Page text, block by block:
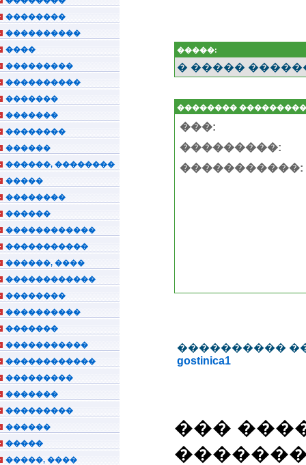
��������
����������
����
���������
����������
�������
�������
��������
������
������, ��������
�����
��������
������
������������
�����������
������, ����
������������
��������
����������
�������
�����������
������������
���������
�������
���������
������
�����
�����, ����
�����:
� �����
��������
���:
���������:
�����������:
����������
gostinica1
���